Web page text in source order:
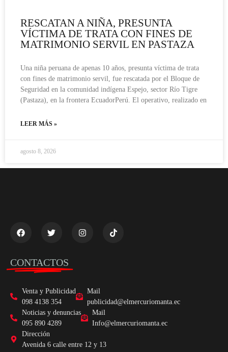
RESCATAN A NIÑA, PRESUNTA
VÍCTIMA DE TRATA CON FINES DE
MATRIMONIO SERVIL EN PASTAZA
Una niña peruana de apenas 10 años, presunta víctima de trata
con fines de matrimonio servil, fue rescatada por el Bloque de
Seguridad en la comunidad indígena Espejo, sector Río Tigre
(Pastaza), en la frontera EcuadorPerú. El operativo, realizado en
LEER MÁS »
agosto 8, 2026
CONTACTOS
Venta y Publicidad
098 4138 354
Mail
publicidad@elmercuriomanta.ec
Noticias y denuncias
095 890 4289
Mail
Info@elmercuriomanta.ec
Dirección
Avenida 6 calle entre 12 y 13